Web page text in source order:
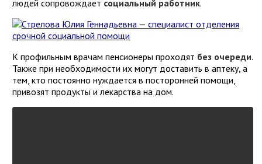
людей сопровождает социальный работник.
К профильным врачам пенсионеры проходят без очереди.
Также при необходимости их могут доставить в аптеку, а
тем, кто постоянно нуждается в посторонней помощи,
привозят продукты и лекарства на дом.